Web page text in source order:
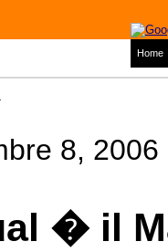
Home
8, 2006
� il